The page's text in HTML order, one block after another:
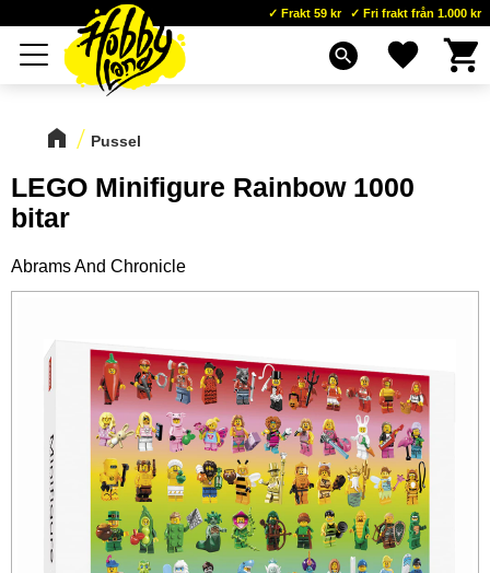
Meny
Frakt 59 kr Fri frakt från 1.000 kr
search Favoriter
Pussel
LEGO Minifigure Rainbow 1000
bitar
Abrams And Chronicle